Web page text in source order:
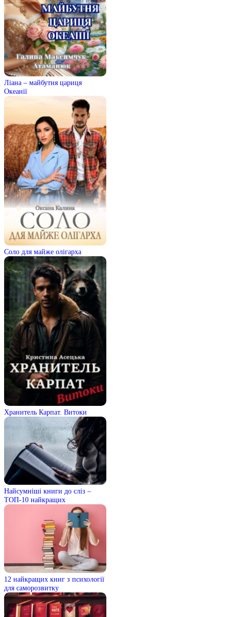
Ліана – майбутня цариця
Океанії
Соло для майже олігарха
Хранитель Карпат. Витоки
Найсумніші книги до сліз –
ТОП-10 найкращих
12 найкращих книг з психології
для саморозвитку